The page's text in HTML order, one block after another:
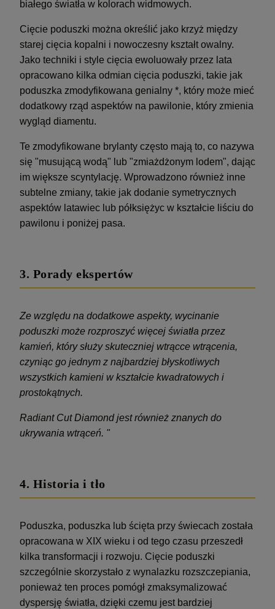
białego światła w kolorach widmowych.
Cięcie poduszki można określić jako krzyż między
starej cięcia kopalni i nowoczesny kształt owalny.
Jako techniki i style cięcia ewoluowały przez lata
opracowano kilka odmian cięcia poduszki, takie jak
poduszka zmodyfikowana genialny *, który może mieć
dodatkowy rząd aspektów na pawilonie, który zmienia
wygląd diamentu.
Te zmodyfikowane brylanty często mają to, co nazywa
się "musującą wodą" lub "zmiażdżonym lodem", dając
im większe scyntylację. Wprowadzono również inne
subtelne zmiany, takie jak dodanie symetrycznych
aspektów latawiec lub półksiężyc w kształcie liściu do
pawilonu i poniżej pasa.
3. Porady ekspertów
Ze względu na dodatkowe aspekty, wycinanie
poduszki może rozproszyć więcej światła przez
kamień, który służy skuteczniej wtrącce wtrącenia,
czyniąc go jednym z najbardziej błyskotliwych
wszystkich kamieni w kształcie kwadratowych i
prostokątnych.
Radiant Cut Diamond jest również znanych do
ukrywania wtrąceń. "
4. Historia i tło
Poduszka, poduszka lub ścięta przy świecach została
opracowana w XIX wieku i od tego czasu przeszedł
kilka transformacji i rozwoju. Cięcie poduszki
szczególnie skorzystało z wynalazku rozszczepiania,
ponieważ ten proces pomógł zmaksymalizować
dyspersję światła, dzięki czemu jest bardziej